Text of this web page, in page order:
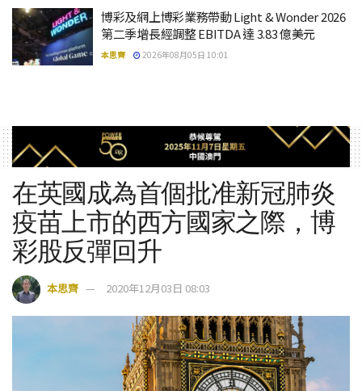
博彩及網上博彩業務帶動 Light & Wonder 2026
第二季增長經調整 EBITDA 達 3.83 億美元
本思齊 2026年08月05日 10:01
在英國成為首個批准新冠肺炎
疫苗上市的西方國家之際，博
彩股反彈回升
本思齊 2020年12月03日 08:03